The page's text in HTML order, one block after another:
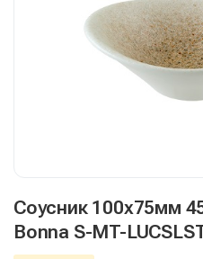
Соусник 100х75мм
Bonna S-MT-